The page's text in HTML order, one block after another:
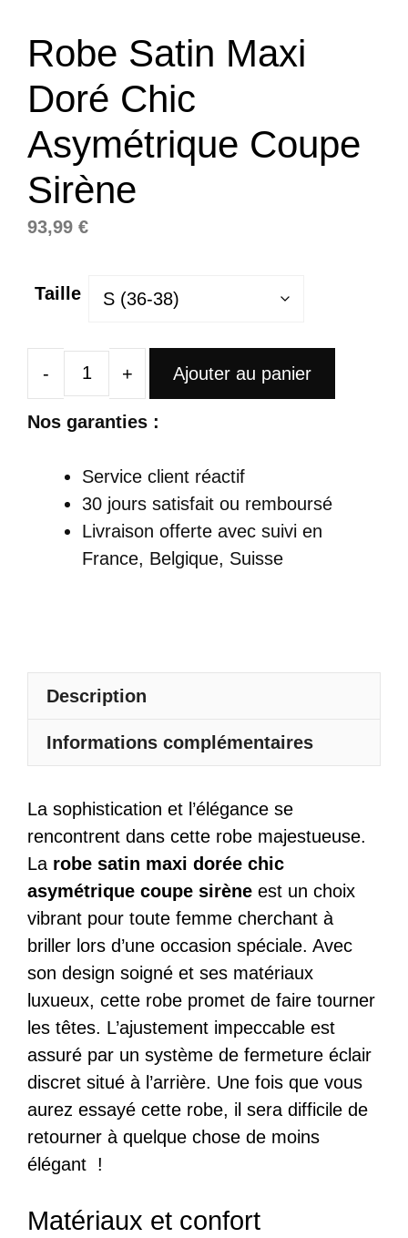
Robe Satin Maxi
Doré Chic
Asymétrique Coupe
Sirène
93,99 €
Taille
quantité
Satin
Maxi
Doré
Chic
Ajouter au panier
Nos garanties :
Service client réactif
30 jours satisfait ou remboursé
Livraison offerte avec suivi en
France, Belgique, Suisse
Description
Informations complémentaires
La sophistication et l’élégance se
rencontrent dans cette robe majestueuse.
La robe satin maxi dorée chic
asymétrique coupe sirène est un choix
vibrant pour toute femme cherchant à
briller lors d’une occasion spéciale. Avec
son design soigné et ses matériaux
luxueux, cette robe promet de faire tourner
les têtes. L’ajustement impeccable est
assuré par un système de fermeture éclair
discret situé à l’arrière. Une fois que vous
aurez essayé cette robe, il sera difficile de
retourner à quelque chose de moins
élégant !
Matériaux et confort